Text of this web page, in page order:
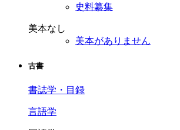
史料纂集
美本なし
美本がありません
古書
書誌学・目録
言語学